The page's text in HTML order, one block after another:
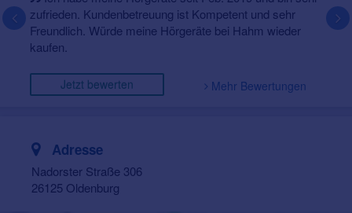
zufrieden. Kundenbetreuung ist Kompetent und sehr
Freundlich. Würde meine Hörgeräte bei Hahm wieder
kaufen.
Jetzt bewerten Mehr Bewertungen
Adresse
Nadorster Straße 306
26125 Oldenburg